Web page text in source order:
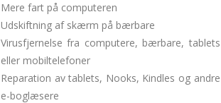
Mere fart på computeren
Udskiftning af skærm på bærbare
Virusfjernelse fra computere, bærbare, tablets
eller mobiltelefoner
Reparation av tablets, Nooks, Kindles og andre
e-boglæsere